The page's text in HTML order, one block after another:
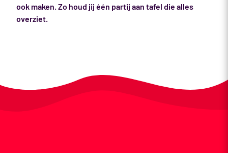
ook maken. Zo houd jij één partij aan tafel die alles
overziet.